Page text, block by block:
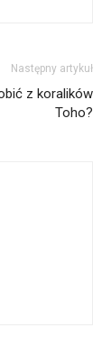
Następny artykuł
z koralików
Toho?